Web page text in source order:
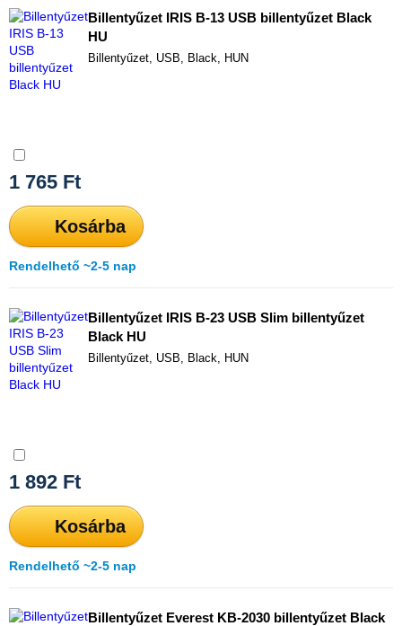
Billentyűzet IRIS B-13 USB billentyűzet Black
HU
Billentyűzet, USB, Black, HUN
1 765 Ft
Kosárba
Rendelhető ~2-5 nap
Billentyűzet IRIS B-23 USB Slim billentyűzet
Black HU
Billentyűzet, USB, Black, HUN
1 892 Ft
Kosárba
Rendelhető ~2-5 nap
Billentyűzet Everest KB-2030 billentyűzet Black